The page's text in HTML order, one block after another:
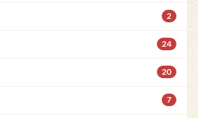
2
24
20
7